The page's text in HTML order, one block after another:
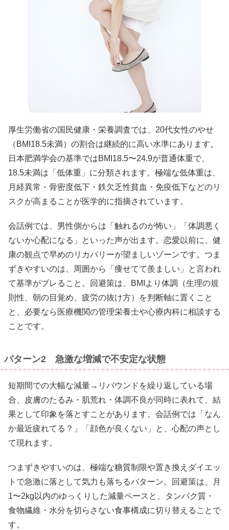
厚生労働省の国民健康・栄養調査では、20代女性のやせ
（BMI18.5未満）の割合は継続的に高い水準にあります。
日本肥満学会の基準ではBMI18.5〜24.9が普通体重で、
18.5未満は「低体重」に分類されます。極端な低体重は、
月経異常・骨密度低下・鉄欠乏性貧血・免疫低下などのリ
スクが高まることが医学的に指摘されています。
会話例では、男性側からは「触れるのが怖い」「体調悪く
ないか心配になる」といった声が出ます。恋愛以前に、健
康の観点で早めのリカバリーが望ましいゾーンです。つま
ずきやすいのは、周囲から「痩せてて羨ましい」と言われ
て基準がブレること。回避策は、BMIより体調（生理の規
則性、朝の目覚め、疲労の抜け方）を判断軸に置くこと
と、必要なら医療機関の管理栄養士や心療内科に相談する
ことです。
パターン2 急激な増減で不安定な状態
短期間での大幅な減量→リバウンドを繰り返している場
合、皮膚のたるみ・肌荒れ・体調不良が同時に表れて、結
果として印象を落とすことがあります。会話例では「なん
か最近疲れてる？」「顔色が良くない」と、心配の声とし
て現れます。
つまずきやすいのは、極端な糖質制限や置き換えダイエッ
トで急激に落として気力も落ちるパターン。回避策は、月
1〜2kg以内のゆっくりした減量ペースと、タンパク質・
食物繊維・水分を切らさない食事構成に切り替えることで
す。